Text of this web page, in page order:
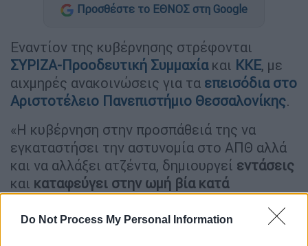
Do Not Process My Personal Information
Προσθέστε το ΕΘΝΟΣ στη Google
Εναντίον της κυβέρνησης στρέφονται
ΣΥΡΙΖΑ-Προοδευτική Συμμαχίακαι ΚΚΕ, με
αιχμηρές ανακοινώσεις για τα επεισόδια στο
Αριστοτέλειο Πανεπιστήμιο Θεσσαλονίκης.
«Η κυβέρνηση στην προσπάθειά της να
εγκαταστήσει την αστυνομία στο ΑΠΘ αλλά
και να αλλάξει ατζέντα, δημιουργεί εντάσεις
και καταφεύγει στην ωμή βία κατά
αναφέρει στην ανακοίνωση του ο ΣΥΡΙΖΑ-